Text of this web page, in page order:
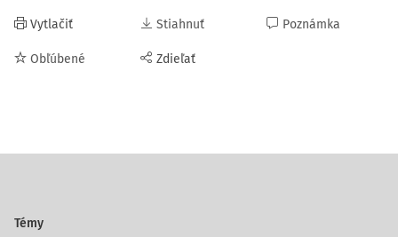
Vytlačiť
Obľúbené
Stiahnuť
Zdieľať
Poznámka
Témy